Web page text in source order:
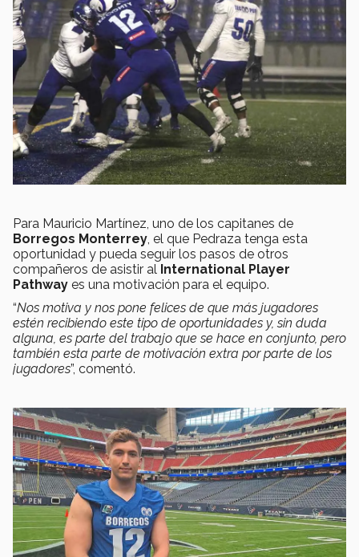
Para Mauricio Martínez, uno de los capitanes de
Borregos Monterrey, el que Pedraza tenga esta
oportunidad y pueda seguir los pasos de otros
compañeros de asistir al International Player
Pathway es una motivación para el equipo.
“Nos motiva y nos pone felices de que más jugadores
estén recibiendo este tipo de oportunidades y, sin duda
alguna, es parte del trabajo que se hace en conjunto, pero
también esta parte de motivación extra por parte de los
jugadores”, comentó.